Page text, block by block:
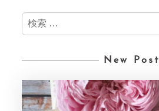
検
索
New Post